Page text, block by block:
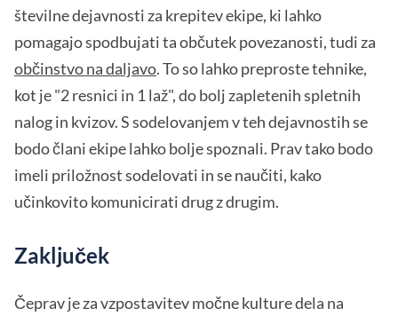
številne dejavnosti za krepitev ekipe, ki lahko
pomagajo spodbujati ta občutek povezanosti, tudi za
občinstvo na daljavo. To so lahko preproste tehnike,
kot je "2 resnici in 1 laž", do bolj zapletenih spletnih
nalog in kvizov. S sodelovanjem v teh dejavnostih se
bodo člani ekipe lahko bolje spoznali. Prav tako bodo
imeli priložnost sodelovati in se naučiti, kako
učinkovito komunicirati drug z drugim.
Zaključek
Čeprav je za vzpostavitev močne kulture dela na